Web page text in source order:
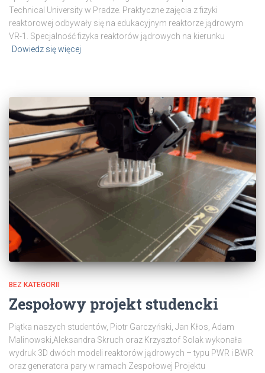
Technical University w Pradze. Praktyczne zajęcia z fizyki
reaktorowej odbywały się na edukacyjnym reaktorze jądrowym
VR-1. Specjalność fizyka reaktorów jądrowych na kierunku
Dowiedz się więcej
BEZ KATEGORII
Zespołowy projekt studencki
Piątka naszych studentów, Piotr Garczyński, Jan Kłos, Adam
Malinowski,Aleksandra Skruch oraz Krzysztof Solak wykonała
wydruk 3D dwóch modeli reaktorów jądrowych – typu PWR i BWR
oraz generatora pary w ramach Zespołowej Projektu